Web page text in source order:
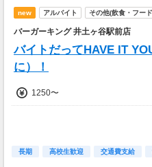
new アルバイト その他(飲食・フー
バーガーキング 井土ヶ谷駅前店
バイトだってHAVE IT
に）！
1250〜
長期 高校生歓迎 交通費支給